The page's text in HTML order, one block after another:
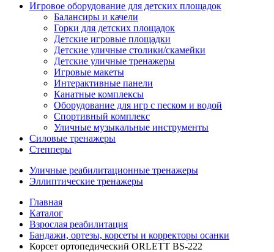
Игровое оборудование для детских площадок
Балансиры и качели
Горки для детских площадок
Детские игровые площадки
Детские уличные столики/скамейки
Детские уличные тренажеры
Игровые макеты
Интерактивные панели
Канатные комплексы
Оборудование для игр с песком и водой
Спортивный комплекс
Уличные музыкальные инструменты
Силовые тренажеры
Степперы
Уличные реабилитационные тренажеры
Эллиптические тренажеры
Главная
Каталог
Взрослая реабилитация
Бандажи, ортезы, корсеты и корректоры осанки
Корсет ортопедический ORLETT BS-222